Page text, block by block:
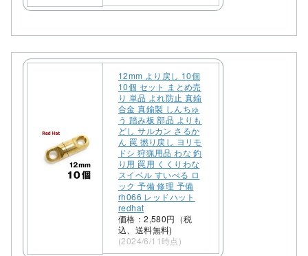
12mm より戻し 10個
10個 セット まとめ売
り 単品 よれ防止 真鍮
合金 真鍮製 しんちゅ
う 踏み板 部品 よりも
どし サルカン さるか
ん 罠 撚り戻し ヨリモ
ドシ 狩猟用品 わな 釣
り用 罠用 くくりわな
スイベル すいべる ロ
ック 予備 修理 予備
rh066 レッドハット
redhat
価格：2,580円（税
込、送料無料)
(2024/6/11時点)